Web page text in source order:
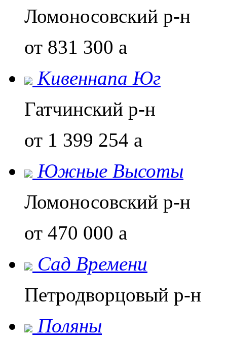
Ломоносовский р-н
от 831 300 a
Кивеннапа Юг
Гатчинский р-н
от 1 399 254 a
Южные Высоты
Ломоносовский р-н
от 470 000 a
Сад Времени
Петродворцовый р-н
Поляны